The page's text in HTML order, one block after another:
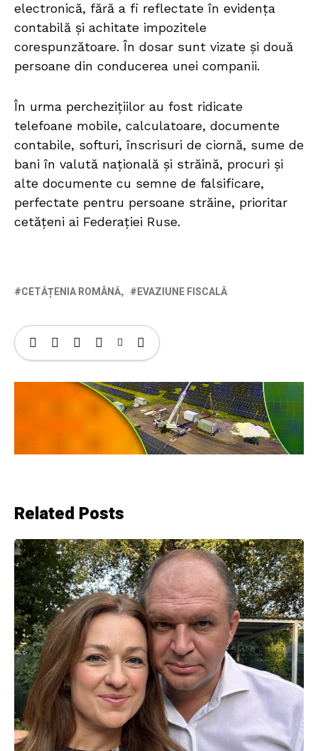
electronică, fără a fi reflectate în evidența
contabilă și achitate impozitele
corespunzătoare. În dosar sunt vizate și două
persoane din conducerea unei companii.
În urma perchezițiilor au fost ridicate
telefoane mobile, calculatoare, documente
contabile, softuri, înscrisuri de ciornă, sume de
bani în valută națională și străină, procuri și
alte documente cu semne de falsificare,
perfectate pentru persoane străine, prioritar
cetățeni ai Federației Ruse.
CETĂȚENIA ROMÂNĂ EVAZIUNE FISCALĂ
Related Posts